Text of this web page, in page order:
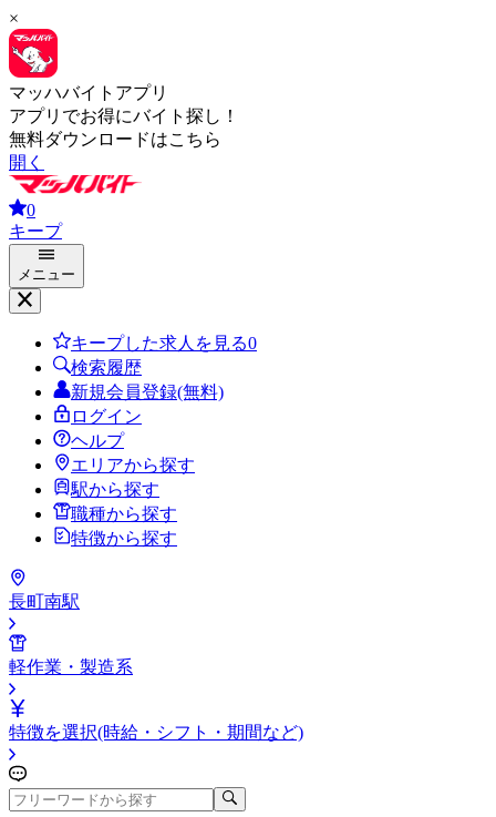
×
マッハバイトアプリ
アプリでお得にバイト探し！
無料ダウンロードはこちら
開く
0
キープ
メニュー
キープした求人を見る0
検索履歴
新規会員登録(無料)
ログイン
ヘルプ
エリアから探す
駅から探す
職種から探す
特徴から探す
長町南駅
軽作業・製造系
特徴を選択(時給・シフト・期間など)